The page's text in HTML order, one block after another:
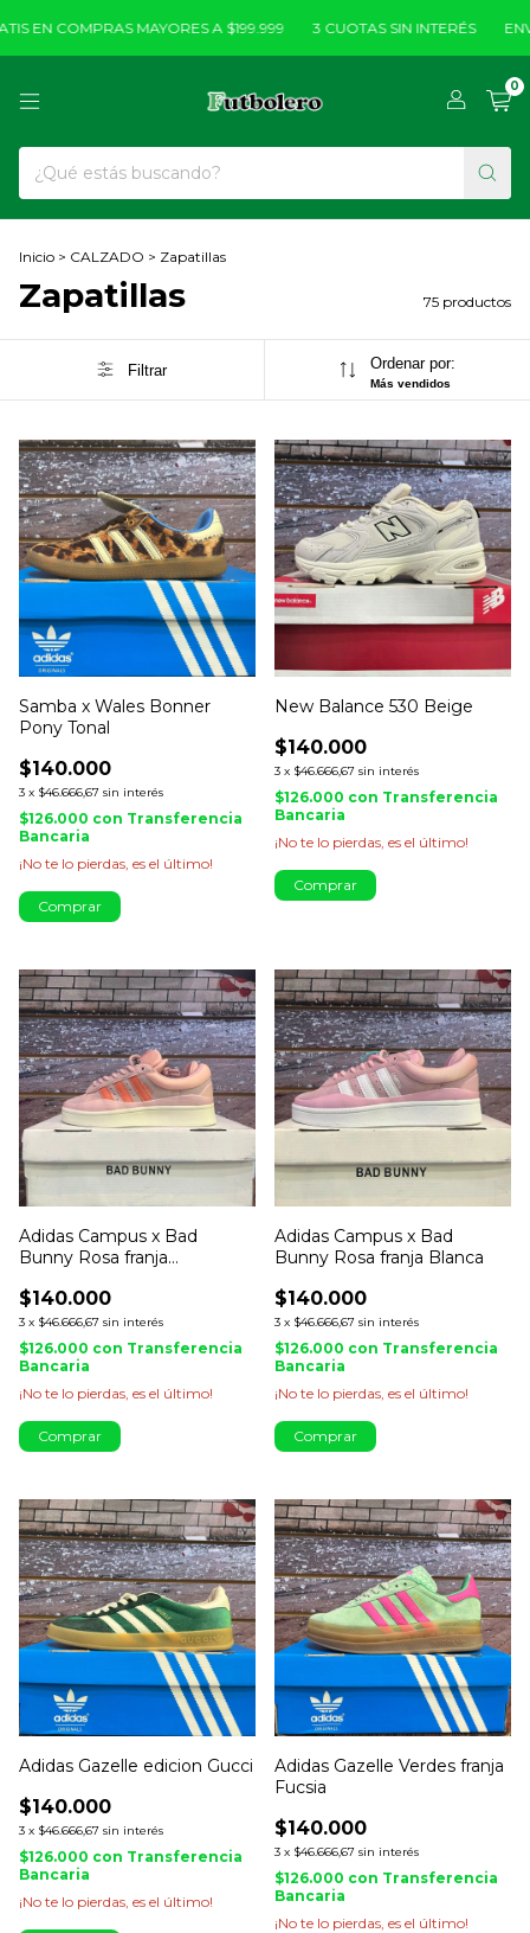
COMPRAS MAYORES A $199.999 3 CUOTAS SIN INTERÉS
0
Inicio > CALZADO > Zapatillas
Zapatillas 75 productos
Filtrar Ordenar por:
Más vendidos
Samba x Wales Bonner
Pony Tonal
$140.000
3 x $46.666,67 sin interés
$126.000 con Transferencia
Bancaria
¡No te lo pierdas, es el último!
Comprar
New Balance 530 Beige
$140.000
3 x $46.666,67 sin interés
$126.000 con Transferencia
Bancaria
¡No te lo pierdas, es el último!
Comprar
Adidas Campus x Bad
Bunny Rosa franja
$140.000
3 x $46.666,67 sin interés
$126.000 con Transferencia
Bancaria
¡No te lo pierdas, es el último!
Comprar
Adidas Campus x Bad
Bunny Rosa franja Blanca
$140.000
3 x $46.666,67 sin interés
$126.000 con Transferencia
Bancaria
¡No te lo pierdas, es el último!
Comprar
Adidas Gazelle edicion Gucci
$140.000
3 x $46.666,67 sin interés
$126.000 con Transferencia
Bancaria
¡No te lo pierdas, es el último!
Adidas Gazelle Verdes franja
Fucsia
$140.000
3 x $46.666,67 sin interés
$126.000 con Transferencia
Bancaria
¡No te lo pierdas, es el último!